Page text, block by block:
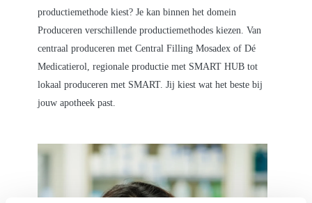
productiemethode kiest? Je kan binnen het domein
Produceren verschillende productiemethodes kiezen. Van
centraal produceren met Central Filling Mosadex of Dé
Medicatierol, regionale productie met SMART HUB tot
lokaal produceren met SMART. Jij kiest wat het beste bij
jouw apotheek past.